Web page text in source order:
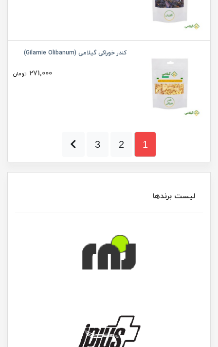
کندر خوراکی گیلامی (Gilamie Olibanum)
271,000 تومان
1
2
3
لیست برندها